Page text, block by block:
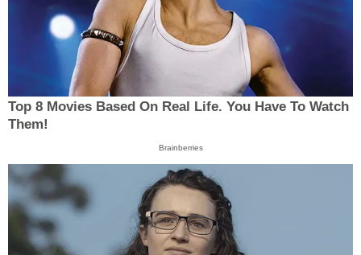
Top 8 Movies Based On Real Life. You Have To Watch
Them!
Brainberries